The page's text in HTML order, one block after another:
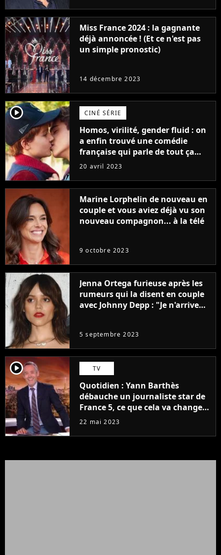
Miss France 2024 : la gagnante
déjà annoncée ! (Et ce n'est pas
un simple pronostic)
14 décembre 2023
player2 CINÉ SÉRIE
Homos, virilité, gender fluid : on
a enfin trouvé une comédie
française qui parle de tout ça
sans être super ringarde
20 avril 2023
Marine Lorphelin de nouveau en
couple et vous aviez déjà vu son
nouveau compagnon... à la télé
9 octobre 2023
Jenna Ortega furieuse après les
rumeurs qui la disent en couple
avec Johnny Depp : "Je n'arrive
5 septembre 2023
player2 TV
Quotidien : Yann Barthès
débauche un journaliste star de
France 5, ce que cela va changer
à la rentrée
22 mai 2023